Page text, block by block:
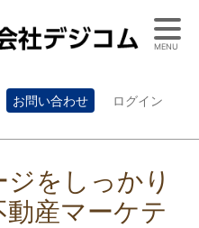
お問い合わせ ログイン
をしっかり
産マーケテ
MENU